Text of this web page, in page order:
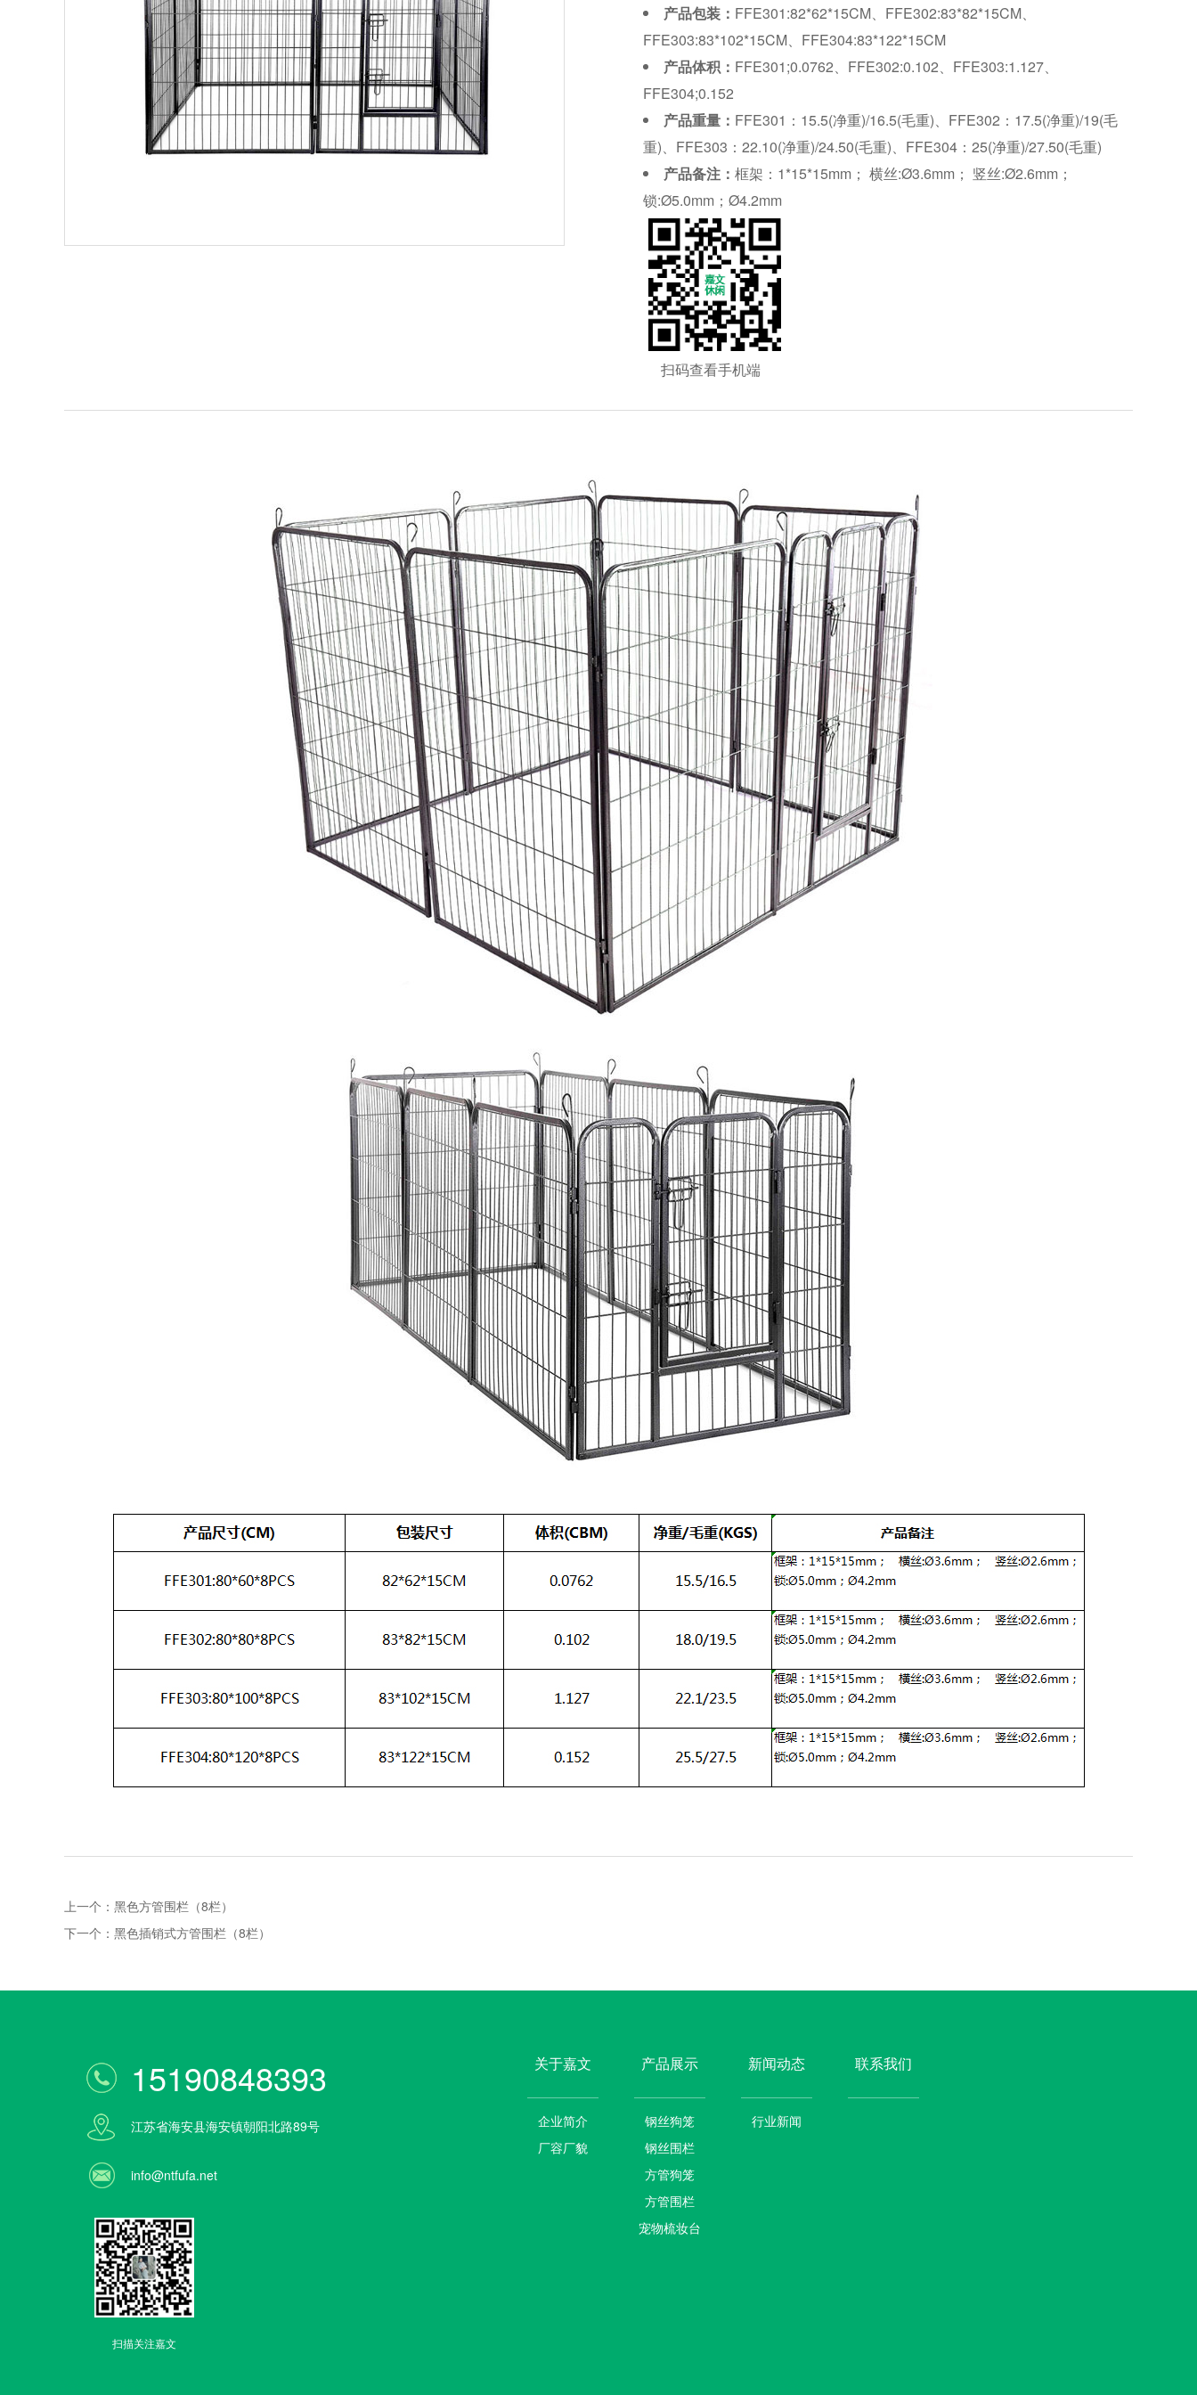
产品包装： FFE301:82*62*15CM、FFE302:83*82*15CM、
FFE303:83*102*15CM、FFE304:83*122*15CM
产品体积： FFE301;0.0762、FFE302:0.102、FFE303:1.127、
FFE304;0.152
产品重量： FFE301：15.5(净重)/16.5(毛重)、FFE302：17.5(净重)/19(毛
重)、FFE303：22.10(净重)/24.50(毛重)、FFE304：25(净重)/27.50(毛重)
产品备注： 框架：1*15*15mm； 横丝:Ø3.6mm； 竖丝:Ø2.6mm；
锁:Ø5.0mm；Ø4.2mm
扫码查看手机端
上一个： 黑色方管围栏（8栏）
下一个： 黑色插销式方管围栏（8栏）
15190848393
江苏省海安县海安镇朝阳北路89号
info@ntfufa.net
扫描关注嘉文
关于嘉文
企业简介
厂容厂貌
产品展示
钢丝狗笼
钢丝围栏
方管狗笼
方管围栏
宠物梳妆台
新闻动态
行业新闻
联系我们